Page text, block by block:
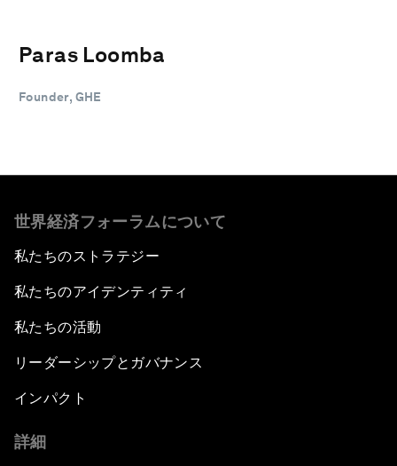
Paras Loomba
Founder, GHE
世界経済フォーラムについて
私たちのストラテジー
私たちのアイデンティティ
私たちの活動
リーダーシップとガバナンス
インパクト
詳細